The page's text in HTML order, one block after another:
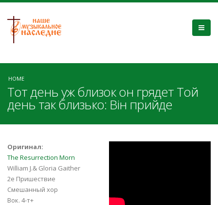
HOME
Тот день уж близок он грядет Той
день так близько: Він прийде
Оригинал:
The Resurrection Morn
William J.& Gloria Gaither
2е Пришествие
Смешанный хор
Вок. 4-т+